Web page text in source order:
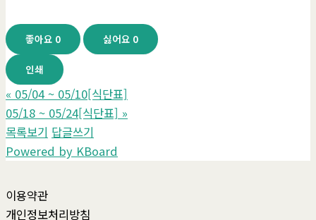
좋아요 0 싫어요 0
인쇄
« 05/04 ~ 05/10[식단표]
05/18 ~ 05/24[식단표] »
목록보기 답글쓰기
Powered by KBoard
이용약관
개인정보처리방침